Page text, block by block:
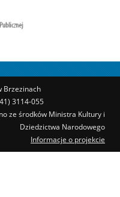
Brzezinach
3114-055
ze środków Ministra Kultury i
Dziedzictwa Narodowego
Informacje o projekcie